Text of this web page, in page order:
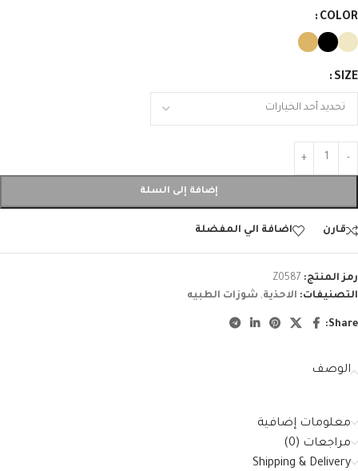
COLOR
SIZE
إضافة إلى السلة
قارن اضافة الي المفضلة
رمز المنتج: Z0587
التصنيفات: الاحذية, شوزات الطبيه
Share:
الوصف
معلومات إضافية
مراجعات (0)
Shipping & Delivery